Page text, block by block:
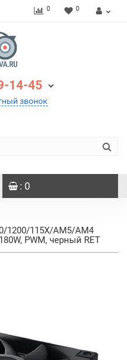
0 0
14-45
звонок
: 0
1200/115X/AM5/AM4
PWM, черный RET